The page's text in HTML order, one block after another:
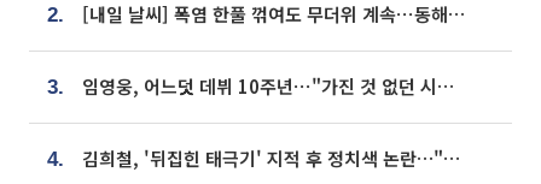
2. [내일 날씨] 폭염 한풀 꺾여도 무더위 계속⋯동해안 이틀 연속 비
3. 임영웅, 어느덧 데뷔 10주년⋯"가진 것 없던 시절, 내 앞엔 20명의 팬뿐"
4. 김희철, '뒤집힌 태극기' 지적 후 정치색 논란…"좌우 떠나 우리나라 국기"